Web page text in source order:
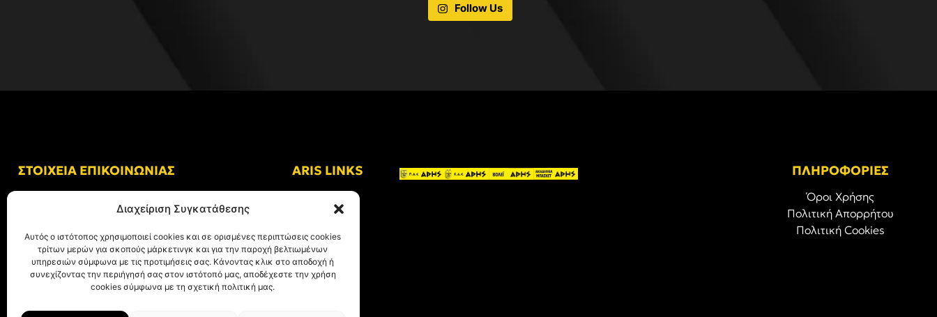
Διαχείριση Συγκατάθεσης
Αυτός ο ιστότοπος χρησιμοποιεί cookies και σε ορισμένες περιπτώσεις cookies
τρίτων μερών για σκοπούς μάρκετινγκ και για την παροχή βελτιωμένων
υπηρεσιών σύμφωνα με τις προτιμήσεις σας. Κάνοντας κλικ στο αποδοχή ή
συνεχίζοντας την περιήγησή σας στον ιστότοπό μας, αποδέχεστε την χρήση
cookies σύμφωνα με τη σχετική πολιτική μας.
Follow Us
ΣΤΟΙΧΕΙΑ ΕΠΙΚΟΙΝΩΝΙΑΣ
Αλκμήνης 69, Χαριλάου
Τ.Κ. 54249 Θεσσαλονίκη
Tηλ. Επικοινωνίας:+30 (2310) 305 402
E-mail: info@aris.gr
ARIS LINKS ΠΛΗΡΟΦΟΡΙΕΣ
Όροι Χρήσης
Πολιτική Απορρήτου
Πολιτική Cookies